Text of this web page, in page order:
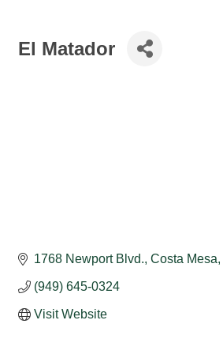
El Matador
1768 Newport Blvd. Costa Mesa
(949) 645-0324
Visit Website